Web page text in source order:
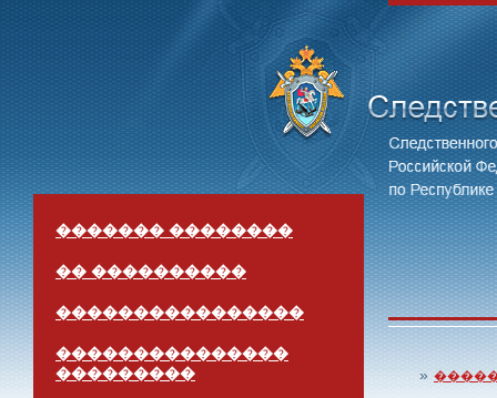
������� ��������
�� ����������
����������������
���������������
��������� »